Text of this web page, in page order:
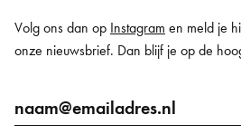
Volg ons dan op Instagram en meld je
onze nieuwsbrief. Dan blijf je op de
mailadres
naam@emailadres.nl